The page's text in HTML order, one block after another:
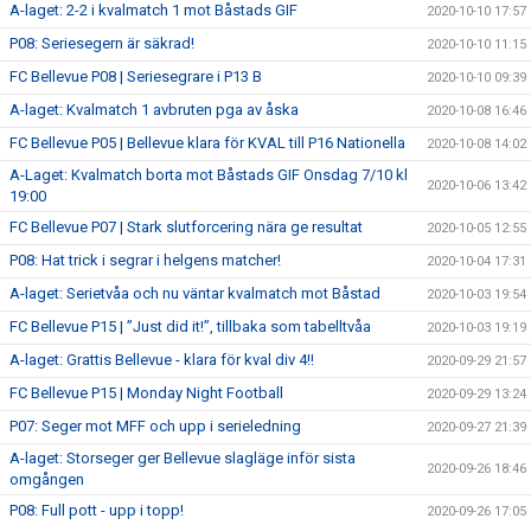
A-laget: 2-2 i kvalmatch 1 mot Båstads GIF 2020-10-10 17:57
P08: Seriesegern är säkrad! 2020-10-10 11:15
FC Bellevue P08 | Seriesegrare i P13 B 2020-10-10 09:39
A-laget: Kvalmatch 1 avbruten pga av åska 2020-10-08 16:46
FC Bellevue P05 | Bellevue klara för KVAL till P16 Nationella 2020-10-08 14:02
A-Laget: Kvalmatch borta mot Båstads GIF Onsdag 7/10 kl
19:00
2020-10-06 13:42
FC Bellevue P07 | Stark slutforcering nära ge resultat 2020-10-05 12:55
P08: Hat trick i segrar i helgens matcher! 2020-10-04 17:31
A-laget: Serietvåa och nu väntar kvalmatch mot Båstad 2020-10-03 19:54
FC Bellevue P15 | ”Just did it!”, tillbaka som tabelltvåa 2020-10-03 19:19
A-laget: Grattis Bellevue - klara för kval div 4!! 2020-09-29 21:57
FC Bellevue P15 | Monday Night Football 2020-09-29 13:24
P07: Seger mot MFF och upp i serieledning 2020-09-27 21:39
A-laget: Storseger ger Bellevue slagläge inför sista
omgången
2020-09-26 18:46
P08: Full pott - upp i topp! 2020-09-26 17:05